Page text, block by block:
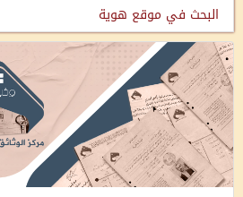
البحث في موقع هوية